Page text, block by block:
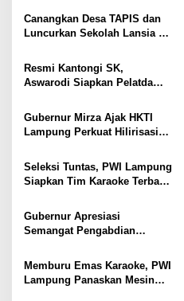
Tiga Venue Pelaksanaan
Soeratin Cup Piala Gubernur
Canangkan Desa TAPIS dan
Luncurkan Sekolah Lansia di
TP PKK Lampung Dorong
Pembangunan SDM Dimulai
Resmi Kantongi SK,
Aswarodi Siapkan Pelatda
Menuju Porwanas 2027
Gubernur Mirza Ajak HKTI
Lampung Perkuat Hilirisasi
Kesejahteraan Petani
Seleksi Tuntas, PWI Lampung
Siapkan Tim Karaoke Terbaik
Gubernur Apresiasi
Semangat Pengabdian
Menjaga Stabilitas Lampung
Memburu Emas Karaoke, PWI
Lampung Panaskan Mesin